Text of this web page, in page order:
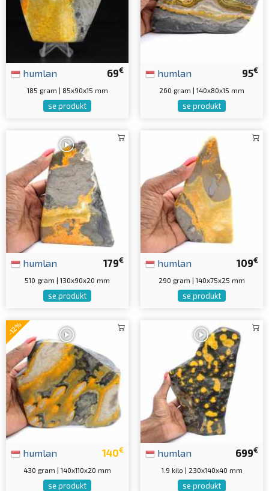
69€
humlan
185 gram | 85x90x15 mm
se produkt
95€
humlan
260 gram | 140x80x15 mm
se produkt
179€
humlan
510 gram | 130x90x20 mm
se produkt
109€
humlan
290 gram | 140x75x25 mm
se produkt
-12%
140€
humlan
430 gram | 140x110x20 mm
se produkt
699€
humlan
1.9 kilo | 230x140x40 mm
se produkt